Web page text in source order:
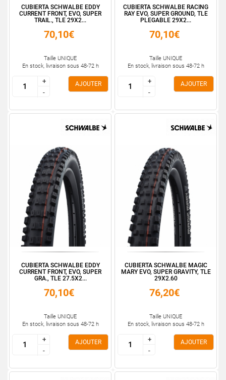
CUBIERTA SCHWALBE EDDY
CURRENT FRONT, EVO, SUPER
TRAIL., TLE 29X2...
70,10€
Taille UNIQUE
En stock, livraison sous 48-72 h
+
-
+
-
AJOUTER
CUBIERTA SCHWALBE RACING
RAY EVO, SUPER GROUND, TLE
PLEGABLE 29X2...
70,10€
Taille UNIQUE
En stock, livraison sous 48-72 h
+
-
+
-
AJOUTER
CUBIERTA SCHWALBE EDDY
CURRENT FRONT, EVO, SUPER
GRA., TLE 27.5X2...
70,10€
Taille UNIQUE
En stock, livraison sous 48-72 h
+
-
+
-
AJOUTER
CUBIERTA SCHWALBE MAGIC
MARY EVO, SUPER GRAVITY, TLE
29X2.60
76,20€
Taille UNIQUE
En stock, livraison sous 48-72 h
+
-
+
-
AJOUTER